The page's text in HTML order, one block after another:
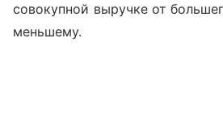
совокупной выручке от
меньшему.